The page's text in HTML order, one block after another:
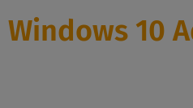
Windows 10